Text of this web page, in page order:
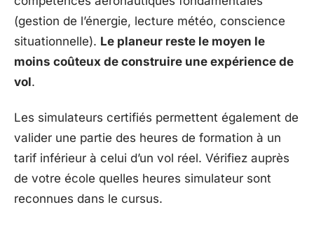
(gestion de l’énergie, lecture météo, conscience
situationnelle). Le planeur reste le moyen le
moins coûteux de construire une expérience de
vol.
Les simulateurs certifiés permettent également de
valider une partie des heures de formation à un
tarif inférieur à celui d’un vol réel. Vérifiez auprès
de votre école quelles heures simulateur sont
reconnues dans le cursus.